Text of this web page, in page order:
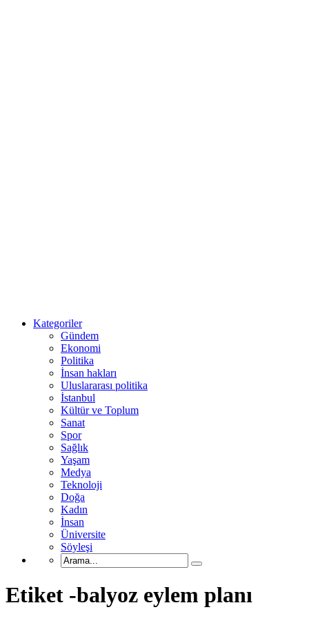
Kategoriler
Gündem
Ekonomi
Politika
İnsan hakları
Uluslararası politika
İstanbul
Kültür ve Toplum
Sanat
Spor
Sağlık
Yaşam
Medya
Teknoloji
Doğa
Kadın
İnsan
Üniversite
Söyleşi
Etiket -balyoz eylem planı